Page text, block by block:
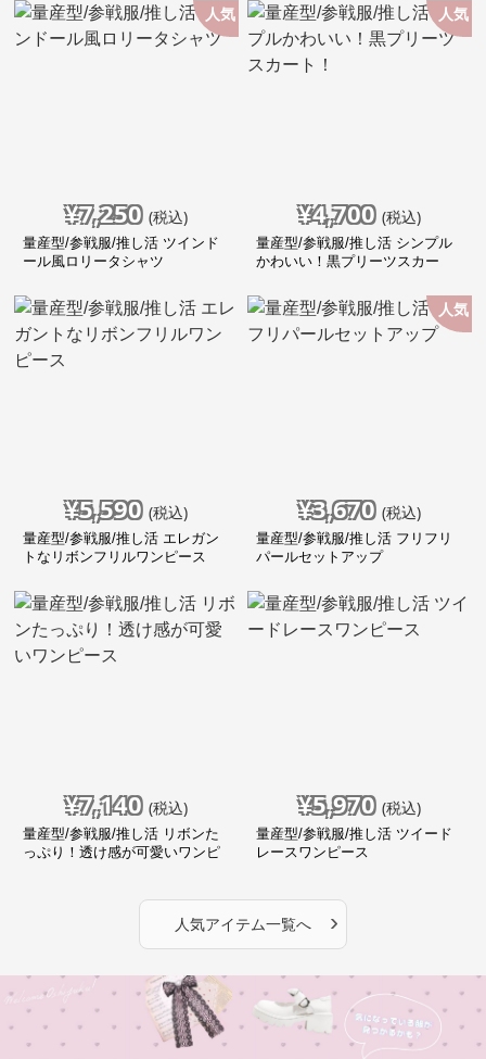
人気
¥7,250 (税込)
量産型/参戦服/推し活 ツインド
ール風ロリータシャツ
人気
¥4,700 (税込)
量産型/参戦服/推し活 シンプル
かわいい！黒プリーツスカー
¥5,590 (税込)
量産型/参戦服/推し活 エレガン
トなリボンフリルワンピース
人気
¥3,670 (税込)
量産型/参戦服/推し活 フリフリ
パールセットアップ
¥7,140 (税込)
量産型/参戦服/推し活 リボンた
っぷり！透け感が可愛いワンピ
¥5,970 (税込)
量産型/参戦服/推し活 ツイード
レースワンピース
人気アイテム一覧へ ›